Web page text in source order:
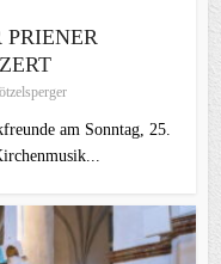
am Sonntag, 25.